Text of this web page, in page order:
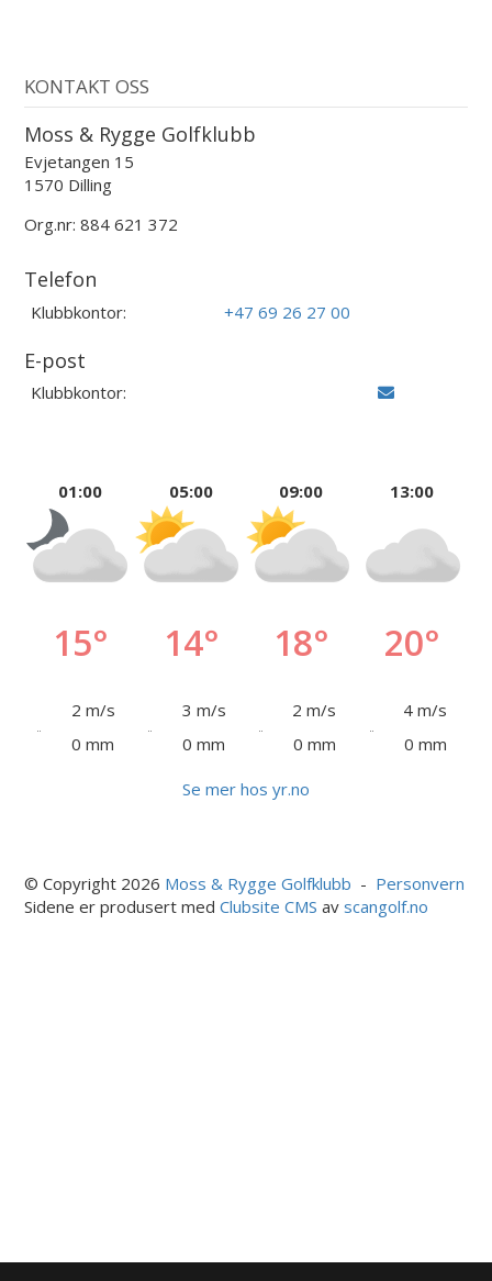
KONTAKT OSS
Moss & Rygge Golfklubb
Evjetangen 15
1570 Dilling
Org.nr: 884 621 372
Telefon
Klubbkontor: +47 69 26 27 00
E-post
Klubbkontor:
01:00
15°
2 m/s
0 mm
05:00
14°
3 m/s
0 mm
09:00
18°
2 m/s
0 mm
13:00
20°
4 m/s
0 mm
Se mer hos yr.no
© Copyright 2026 Moss & Rygge Golfklubb - Personvern
Sidene er produsert medClubsite CMS avscangolf.no